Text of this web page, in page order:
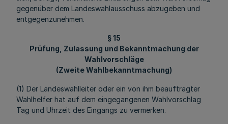
gegenüber dem Landeswahlausschuss abzugeben und
entgegenzunehmen.
§ 15
Prüfung, Zulassung und Bekanntmachung der
Wahlvorschläge
(Zweite Wahlbekanntmachung)
(1) Der Landeswahlleiter oder ein von ihm beauftragter
Wahlhelfer hat auf dem eingegangenen Wahlvorschlag
Tag und Uhrzeit des Eingangs zu vermerken.